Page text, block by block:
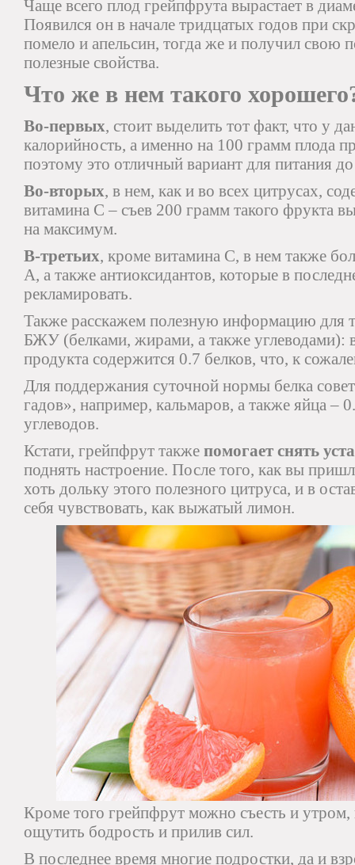
Чаще всего плод грейпфрута вырастает в
Появился он в начале тридцатых годов при
помело и апельсин, тогда же и получил свою
полезные свойства.
Что же в нем такого
Во-первых, стоит выделить тот факт, что у
калорийность, а именно на 100 грамм плода
поэтому это отличный вариант для питания
Во-вторых, в нем, как и во всех цитрусах,
витамина С – съев 200 грамм такого фрукта
на максимум.
В-третьих, кроме витамина С, в нем также
А, а также антиоксидантов, которые в
рекламировать.
Также расскажем полезную информацию для
БЖУ (белками, жирами, а также углеводами):
продукта содержится 0.7 белков, что, к
Для поддержания суточной нормы белка
гадов», например, кальмаров, а также яйца –
углеводов.
Кстати, грейпфрут также помогает снять
поднять настроение. После того, как вы
хоть дольку этого полезного цитруса, и в
себя чувствовать, как выжатый лимон.
Кроме того грейпфрут можно съесть и
ощутить бодрость и прилив сил.
В последнее время многие подростки, да и